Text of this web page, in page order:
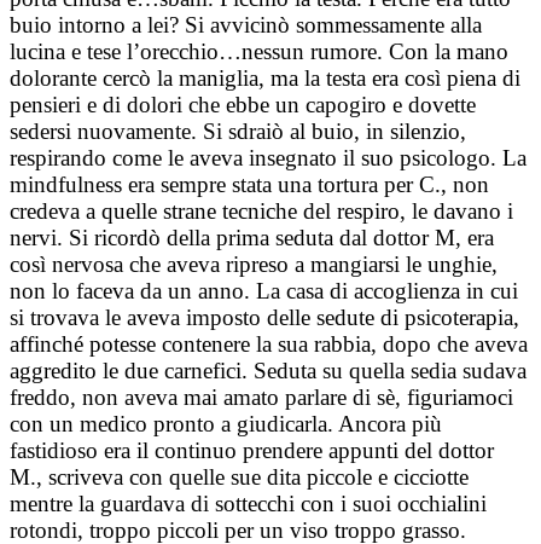
buio intorno a lei? Si avvicinò sommessamente alla
lucina e tese l’orecchio…nessun rumore. Con la mano
dolorante cercò la maniglia, ma la testa era così piena di
pensieri e di dolori che ebbe un capogiro e dovette
sedersi nuovamente. Si sdraiò al buio, in silenzio,
respirando come le aveva insegnato il suo psicologo. La
mindfulness era sempre stata una tortura per C., non
credeva a quelle strane tecniche del respiro, le davano i
nervi. Si ricordò della prima seduta dal dottor M, era
così nervosa che aveva ripreso a mangiarsi le unghie,
non lo faceva da un anno. La casa di accoglienza in cui
si trovava le aveva imposto delle sedute di psicoterapia,
affinché potesse contenere la sua rabbia, dopo che aveva
aggredito le due carnefici. Seduta su quella sedia sudava
freddo, non aveva mai amato parlare di sè, figuriamoci
con un medico pronto a giudicarla. Ancora più
fastidioso era il continuo prendere appunti del dottor
M., scriveva con quelle sue dita piccole e cicciotte
mentre la guardava di sottecchi con i suoi occhialini
rotondi, troppo piccoli per un viso troppo grasso.